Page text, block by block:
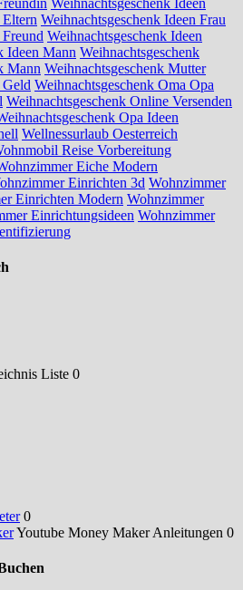
Eltern Weihnachtsgeschenk Ideen Frau
Weihnachtsgeschenk Ideen
Ideen Mann Weihnachtsgeschenk
Mann Weihnachtsgeschenk Mutter
Geld Weihnachtsgeschenk Oma Opa
Weihnachtsgeschenk Online Versenden
Opa Ideen
Wellnessurlaub Oesterreich
Reise Vorbereitung
Eiche Modern
Einrichten 3d Wohnzimmer
Einrichten Modern Wohnzimmer
Einrichtungsideen Wohnzimmer
Liste 0
0
Youtube Money Maker Anleitungen 0